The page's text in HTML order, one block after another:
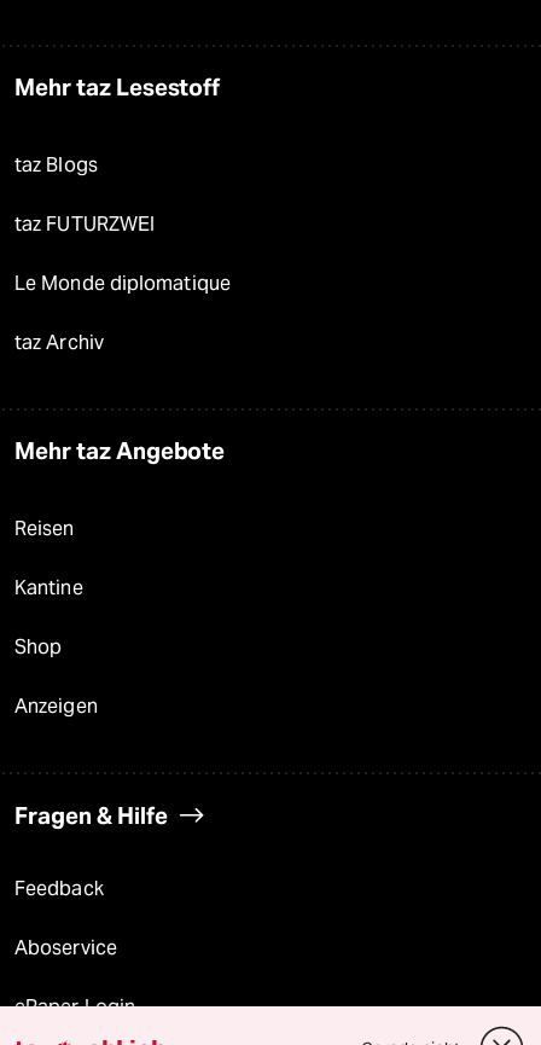
Mehr taz Lesestoff
taz Blogs
taz FUTURZWEI
Le Monde diplomatique
taz Archiv
Mehr taz Angebote
Reisen
Kantine
Shop
Anzeigen
Fragen & Hilfe
Feedback
Aboservice
ePaper Login